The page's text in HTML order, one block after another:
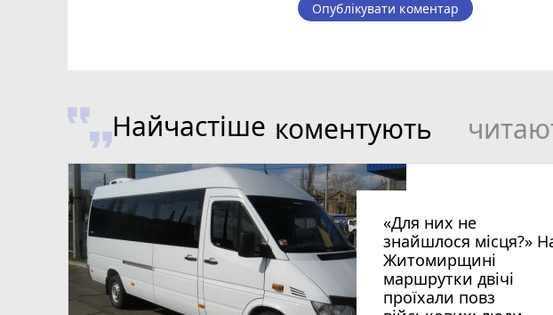
Опублікувати коментар
Найчастіше коментують
«Для них не
знайшлося місця?»
Житомирщині
маршрутки двічі
проїхали повз